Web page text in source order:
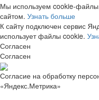
Мы используем cookie-
сайтом. Узнать больше
К сайту подключен сервис
использует файлы cookie.
Согласен
Согласен
Согласие на обработку
«Яндекс.Метрика»